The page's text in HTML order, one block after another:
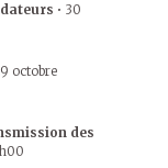
• 30
octobre
des